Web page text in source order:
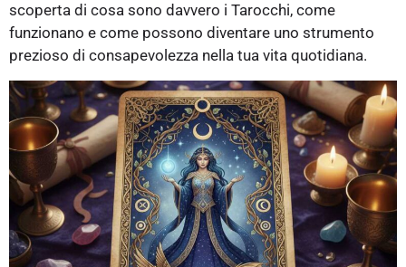
scoperta di cosa sono davvero i Tarocchi, come
funzionano e come possono diventare uno strumento
prezioso di consapevolezza nella tua vita quotidiana.